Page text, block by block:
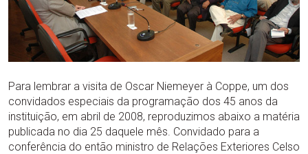
Para lembrar a visita de Oscar Niemeyer à Coppe, um dos
convidados especiais da programação dos 45 anos da
instituição, em abril de 2008, reproduzimos abaixo a matéria
publicada no dia 25 daquele mês. Convidado para a
conferência do então ministro de Relações Exteriores Celso